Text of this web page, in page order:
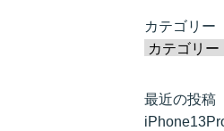
カテゴリー
最近の投稿